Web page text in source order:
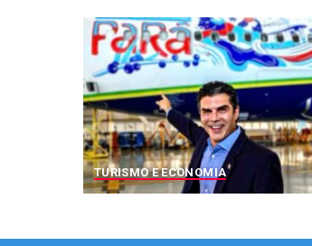
TURISMO E ECONOMIA